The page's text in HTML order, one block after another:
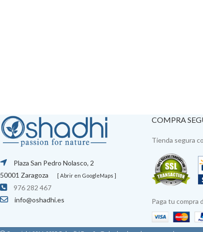
Plaza San Pedro Nolasco, 2
50001 Zaragoza
[ Abrir en GoogleMaps ]
976 282 467
info@oshadhi.es
COMPRA
Tienda segura
Paga tu compra